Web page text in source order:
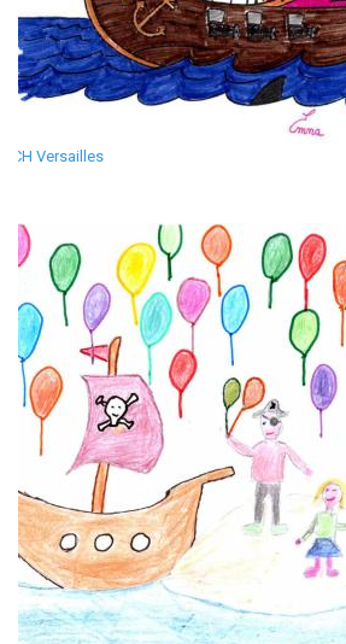
CH Versailles